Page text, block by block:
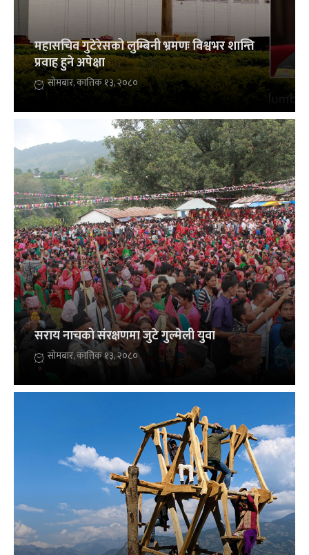
महासचिव गुटेरेसको लुम्बिनी भ्रमणः विश्वभर शान्ति
प्रवाह हुने अपेक्षा
सोमबार, कात्तिक १३, २०८०
सराय नाचको संरक्षणमा जुटे गुल्मेली युवा
सोमबार, कात्तिक १३, २०८०